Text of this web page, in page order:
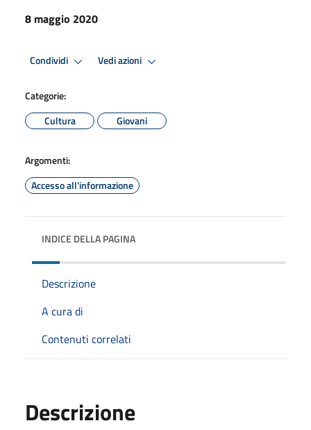
8 maggio 2020
Condividi Vedi azioni
Categorie:
Cultura
Giovani
Argomenti:
Accesso all'informazione
INDICE DELLA PAGINA
Descrizione
A cura di
Contenuti correlati
Descrizione